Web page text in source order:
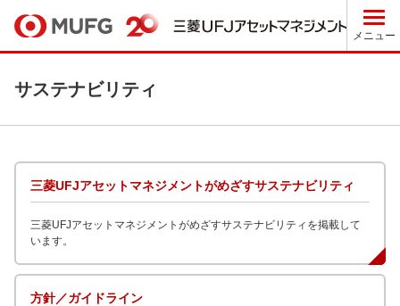
メニュー
サステナビリティ
三菱UFJアセットマネジメントがめざすサステナビリティ
三菱UFJアセットマネジメントがめざすサステナビリティを掲載して
います。
方針／ガイドライン